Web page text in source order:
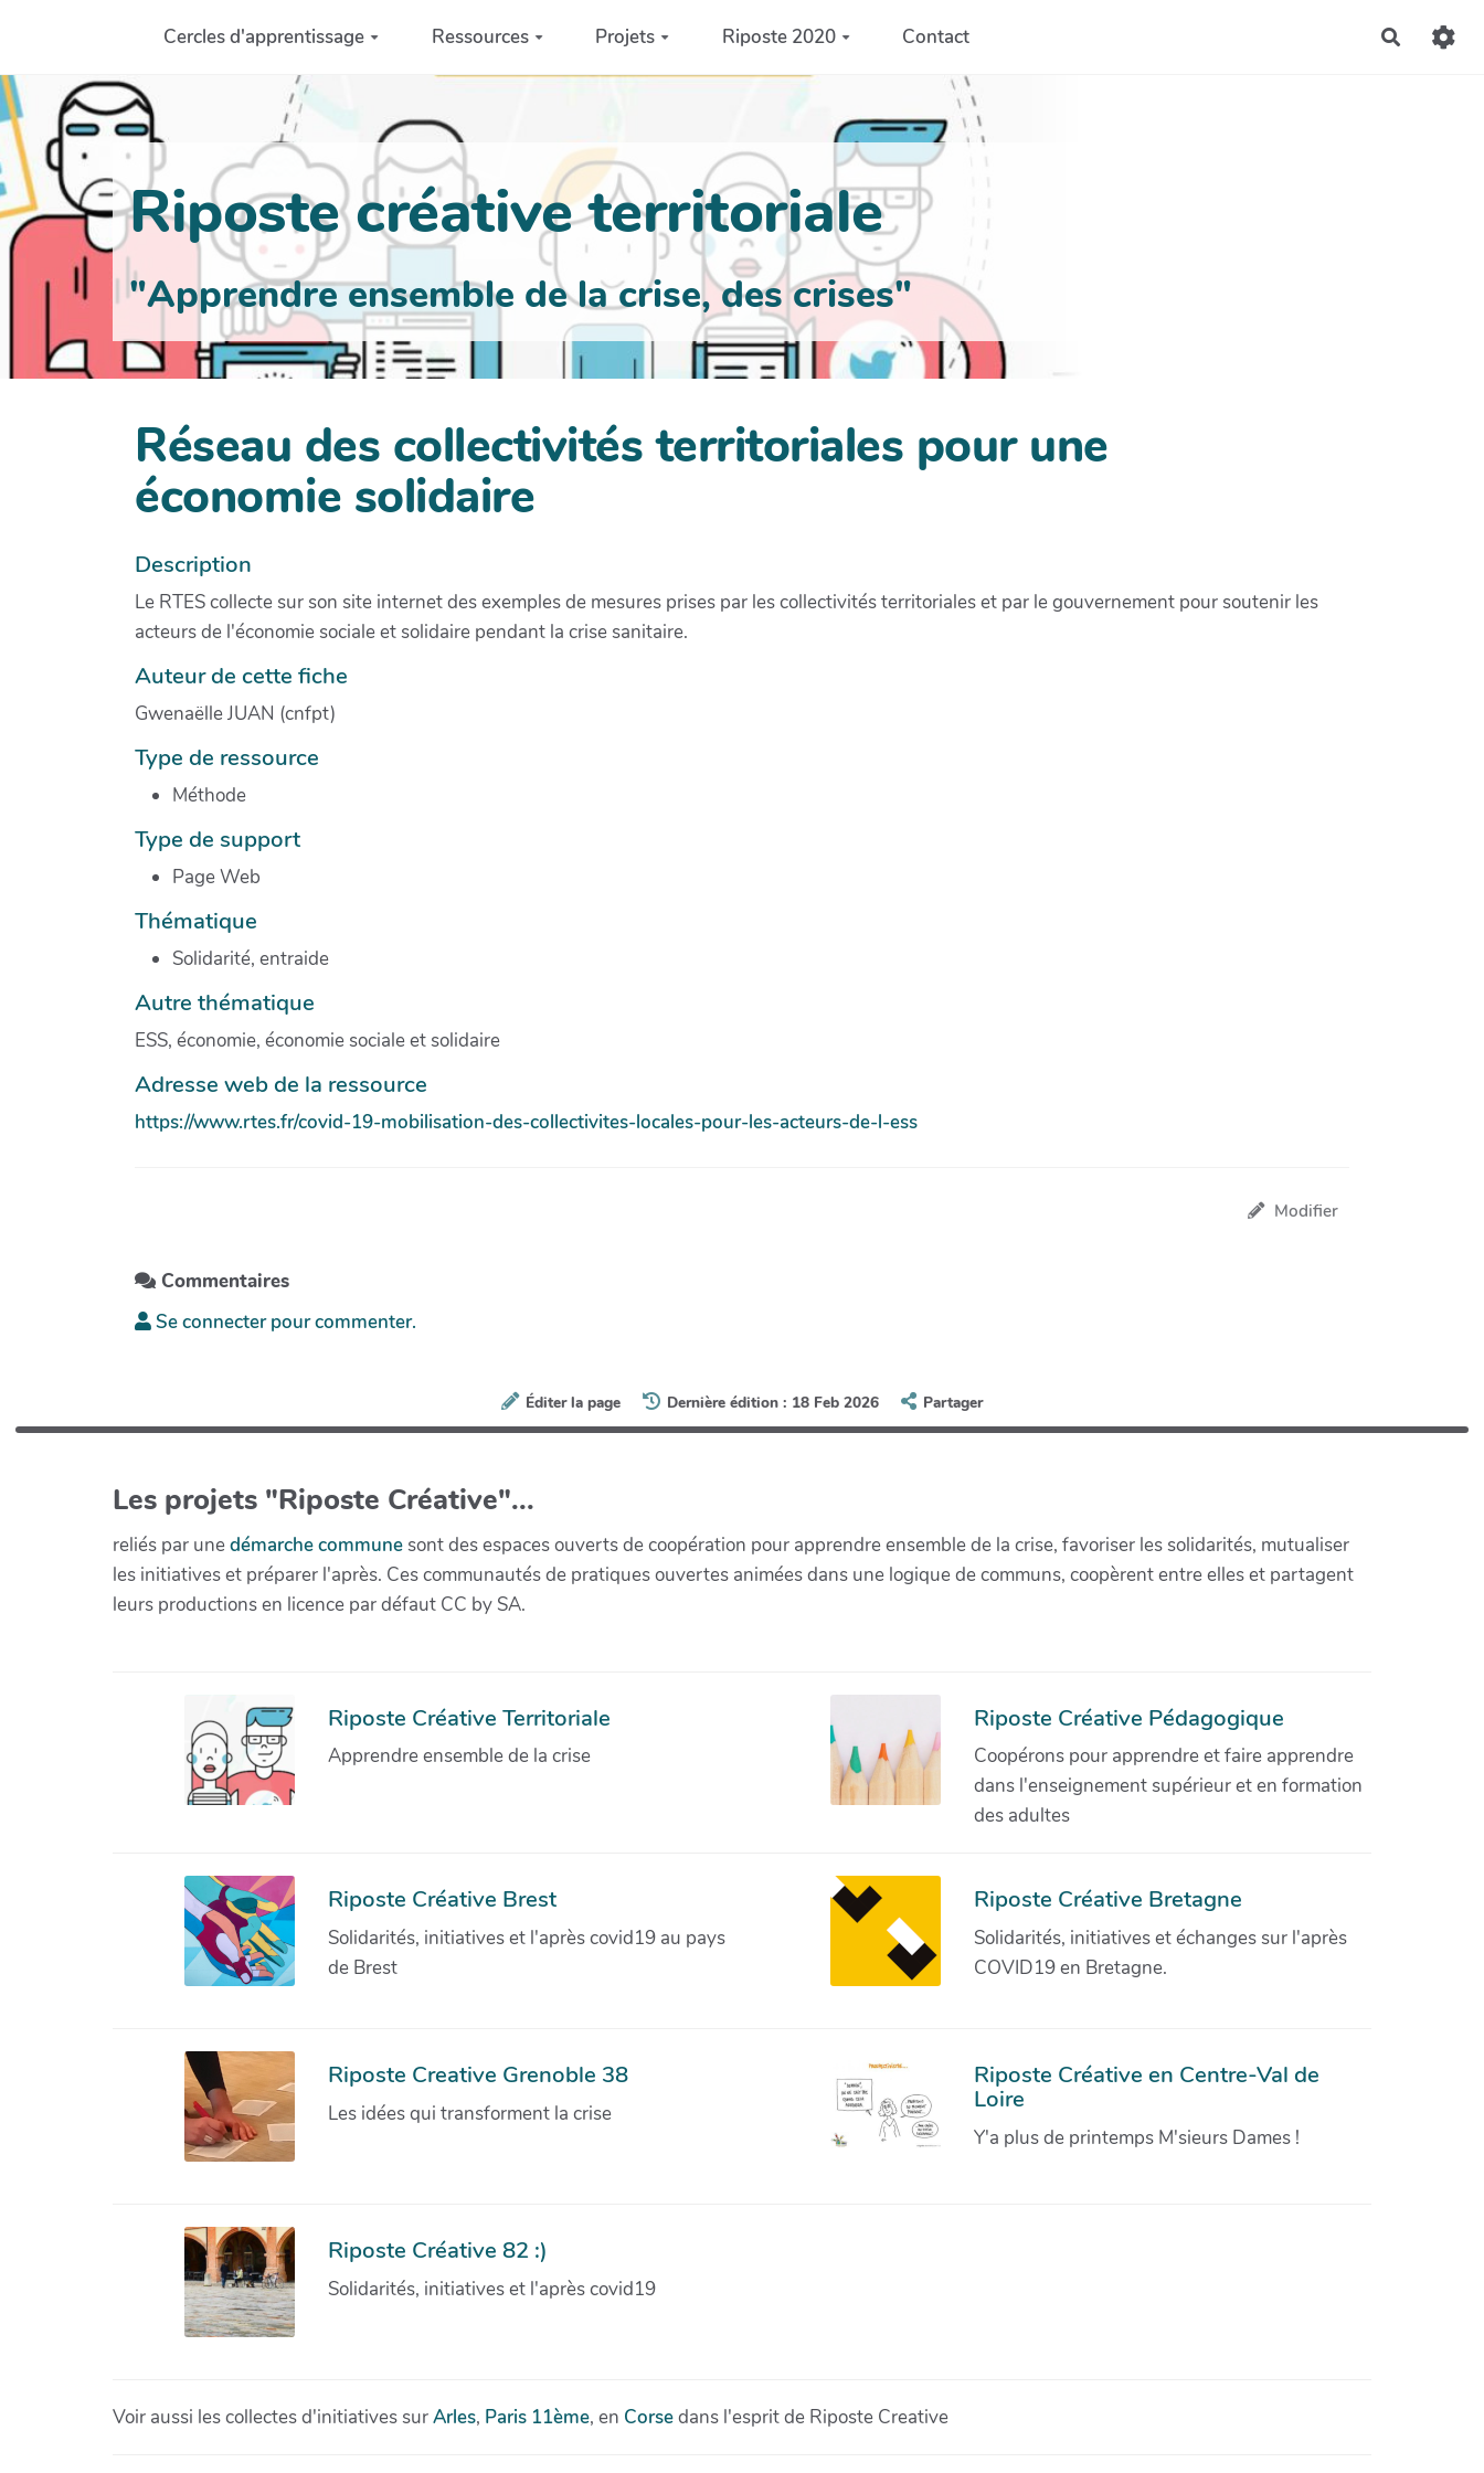
Aller au contenu principalCercles d'apprentissage Ressources Projets Riposte 2020 Contact
Riposte créative territoriale
"Apprendre ensemble de la crise, des crises"
Réseau des collectivités territoriales pour une
économie solidaire
Description
Le RTES collecte sur son site internet des exemples de mesures prises par les collectivités territoriales et par le gouvernement pour soutenir les
acteurs de l'économie sociale et solidaire pendant la crise sanitaire.
Auteur de cette fiche
Gwenaëlle JUAN (cnfpt)
Type de ressource
Méthode
Type de support
Page Web
Thématique
Solidarité, entraide
Autre thématique
ESS, économie, économie sociale et solidaire
Adresse web de la ressource
https://www.rtes.fr/covid-19-mobilisation-des-collectivites-locales-pour-les-acteurs-de-l-ess
Modifier
Commentaires
Se connecter pour commenter.
Éditer la page Dernière édition : 18 Feb 2026 Partager
Les projets "Riposte Créative"...
reliés par unedémarche communesont des espaces ouverts de coopération pour apprendre ensemble de la crise, favoriser les solidarités, mutualiser
les initiatives et préparer l'après. Ces communautés de pratiques ouvertes animées dans une logique de communs, coopèrent entre elles et partagent
leurs productions en licence par défaut CC by SA.
Riposte Créative Territoriale
Apprendre ensemble de la crise
Riposte Créative Pédagogique
Coopérons pour apprendre et faire apprendre
dans l'enseignement supérieur et en formation
des adultes
Riposte Créative Brest
Solidarités, initiatives et l'après covid19 au pays
de Brest
Riposte Créative Bretagne
Solidarités, initiatives et échanges sur l'après
COVID19 en Bretagne.
Riposte Creative Grenoble 38
Les idées qui transforment la crise
Riposte Créative en Centre-Val de
Loire
Y'a plus de printemps M'sieurs Dames !
Riposte Créative 82 :)
Solidarités, initiatives et l'après covid19
Voir aussi les collectes d'initiatives surArles, Paris 11ème, en Corsedans l'esprit de Riposte Creative